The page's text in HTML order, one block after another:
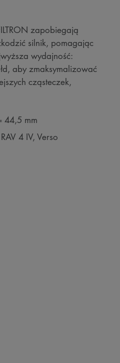
zapobiegają
silnik, pomagając
wydajność:
aby zmaksymalizować
cząsteczek,
44,5 mm
4 IV, Verso